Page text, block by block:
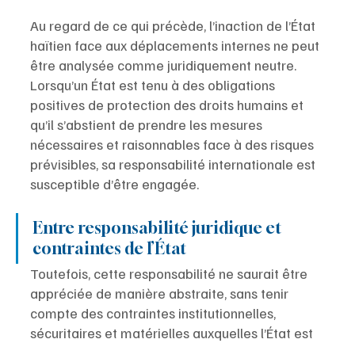
Au regard de ce qui précède, l’inaction de l’État
haïtien face aux déplacements internes ne peut
être analysée comme juridiquement neutre.
Lorsqu’un État est tenu à des obligations
positives de protection des droits humains et
qu’il s’abstient de prendre les mesures
nécessaires et raisonnables face à des risques
prévisibles, sa responsabilité internationale est
susceptible d’être engagée.
Entre responsabilité juridique et
contraintes de l’État
Toutefois, cette responsabilité ne saurait être
appréciée de manière abstraite, sans tenir
compte des contraintes institutionnelles,
sécuritaires et matérielles auxquelles l’État est